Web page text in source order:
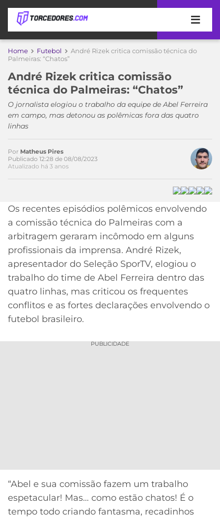
APOSTAS
DE
APOSTA
MELHORES
DE
APOSTAS
2026
BETBOOM
CÓDIGO
DE
INDICAÇÃO
BET365
CÓDIGO
BETANO
APPS
COPA
DO
MUNDO
MEU
TIME
PALMEIRAS
CORINTHIANS
SÃO
PAULO
SANTOS
MG
CAMPEONATOS
SÉRIE
A
LIBERTADORES
COPA
DO
BRASIL
PREMIER
ESPORTIVA
MERCADO
DA
PALPITES
Home Futebol
André Rizek critica comissão técnica do
Palmeiras: “Chatos”
André Rizek critica comissão
técnica do Palmeiras: “Chatos”
O jornalista elogiou o trabalho da equipe de Abel Ferreira
em campo, mas detonou as polêmicas fora das quatro
linhas
Acesse o perfil do autor
Por Matheus Pires
Publicado 12:28 de 08/08/2023
Atualizado há 3 anos
Os recentes episódios polêmicos envolvendo
a comissão técnica do Palmeiras com a
arbitragem geraram incômodo em alguns
profissionais da imprensa. André Rizek,
apresentador do Seleção SporTV, elogiou o
trabalho do time de Abel Ferreira dentro das
quatro linhas, mas criticou os frequentes
conflitos e as fortes declarações envolvendo o
futebol brasileiro.
PUBLICIDADE
“Abel e sua comissão fazem um trabalho
espetacular! Mas… como estão chatos! É o
tempo todo criando fantasma, recadinhos